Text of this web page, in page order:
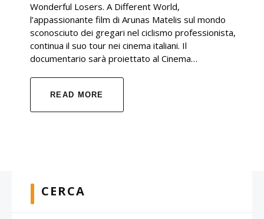
Wonderful Losers. A Different World,
l’appassionante film di Arunas Matelis sul mondo
sconosciuto dei gregari nel ciclismo professionista,
continua il suo tour nei cinema italiani. Il
documentario sarà proiettato al Cinema…
READ MORE
CERCA